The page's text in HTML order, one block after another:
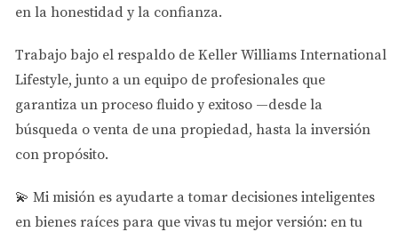
propiedades autofinanciadas
Mariana adquirió su primera propiedad usando un
préstamo DSCR y logró que la renta cubriera
completamente su hipoteca desde el primer mes,
generando ganancias inmediatas.
Caso 2: Carlos – Amplió su cartera sin
depender de su salario
en la honestidad y la confianza.
Trabajo bajo el respaldo de Keller Williams International
Lifestyle, junto a un equipo de profesionales que
garantiza un proceso fluido y exitoso —desde la
búsqueda o venta de una propiedad, hasta la inversión
con propósito.
💫 Mi misión es ayudarte a tomar decisiones inteligentes
en bienes raíces para que vivas tu mejor versión: en tu